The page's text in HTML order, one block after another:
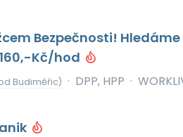
Bezpečnosti! Hledáme
Kč/hod
Budiměřic) · DPP, HPP ·